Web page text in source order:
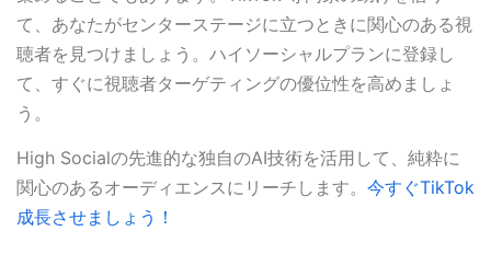
て、あなたがセンターステージに立つときに関心のある視
聴者を見つけましょう。ハイソーシャルプランに登録し
て、すぐに視聴者ターゲティングの優位性を高めましょ
う。
High Socialの先進的な独自のAI技術を活用して、純粋に
関心のあるオーディエンスにリーチします。 今すぐTikTok
成長させましょう！